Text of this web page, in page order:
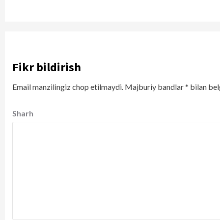
Fikr bildirish
Email manzilingiz chop etilmaydi. Majburiy bandlar* bilan
Sharh